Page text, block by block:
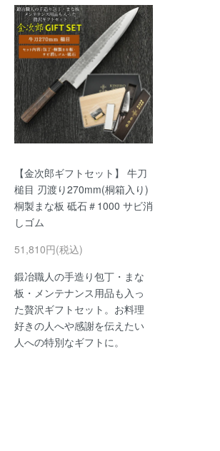
【金次郎ギフトセット】 牛刀
槌目 刃渡り270mm(桐箱入り)
桐製まな板 砥石＃1000 サビ消
しゴム
51,810円(税込)
鍛冶職人の手造り包丁・まな
板・メンテナンス用品も入っ
た贅沢ギフトセット。お料理
好きの人へや感謝を伝えたい
人への特別なギフトに。